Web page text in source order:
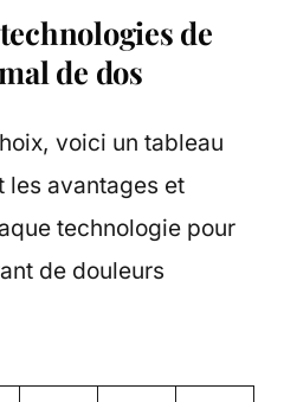
de
de dos
voici un tableau
avantages et
technologie pour
de douleurs